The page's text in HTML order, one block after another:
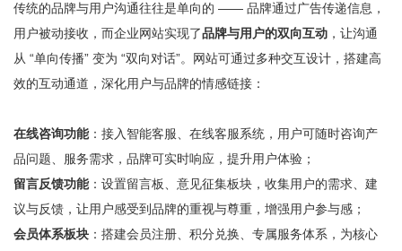
传统的品牌与用户沟通往往是单向的 —— 品牌通过广告传递信息，
用户被动接收，而企业网站实现了品牌与用户的双向互动 ，让沟通
从 “单向传播” 变为 “双向对话”。网站可通过多种交互设计，搭建高
效的互动通道，深化用户与品牌的情感链接：
在线咨询功能：接入智能客服、在线客服系统，用户可随时咨询产
品问题、服务需求，品牌可实时响应，提升用户体验；
留言反馈功能：设置留言板、意见征集板块，收集用户的需求、建
议与反馈，让用户感受到品牌的重视与尊重，增强用户参与感；
会员体系板块 ：搭建会员注册、积分兑换、专属服务体系，为核心